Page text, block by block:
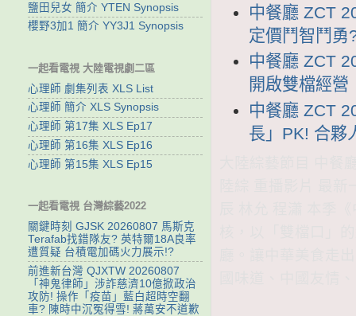
中餐廳 ZCT
定價鬥智鬥勇
中餐廳 ZCT
開啟雙檔經營
中餐廳 ZCT
長」PK! 合夥
鹽田兒女 簡介 YTEN Synopsis
櫻野3加1 簡介 YY3J1 Synopsis
一起看電視 大陸電視劇二區
心理師 劇集列表 XLS List
心理師 簡介 XLS Synopsis
心理師 第17集 XLS Ep17
心理師 第16集 XLS Ep16
心理師 第15集 XLS Ep15
一起看電視 台灣綜藝2022
關鍵時刻 GJSK 20260807 馬斯克
Terafab找錯隊友? 英特爾18A良率
遭質疑 台積電加碼火力展示!?
前進新台灣 QJXTW 20260807
「神鬼律師」涉詐慈濟10億掀政治
攻防! 操作「疫苗」藍白超時空翻
車? 陳時中沉冤得雪! 蔣萬安不道歉